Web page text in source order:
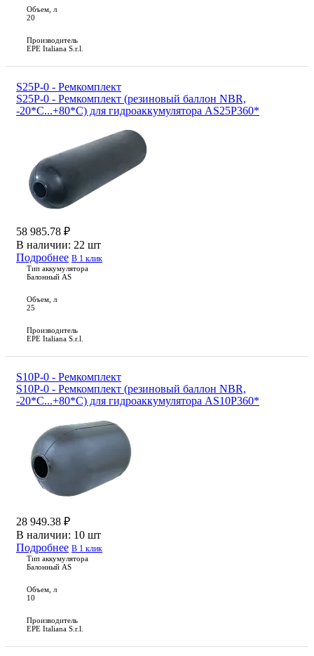
Объем, л
20
Производитель
EPE Italiana S.r.l.
S25P-0 - Ремкомплект
S25P-0 - Ремкомплект (резиновый баллон NBR,
-20*С...+80*С) для гидроаккумулятора AS25P360*
58 985.78 ₽
В наличии: 22 шт
Подробнее В 1 клик
Тип аккумулятора
Балонный AS
Объем, л
25
Производитель
EPE Italiana S.r.l.
S10P-0 - Ремкомплект
S10P-0 - Ремкомплект (резиновый баллон NBR,
-20*С...+80*С) для гидроаккумулятора AS10P360*
28 949.38 ₽
В наличии: 10 шт
Подробнее В 1 клик
Тип аккумулятора
Балонный AS
Объем, л
10
Производитель
EPE Italiana S.r.l.